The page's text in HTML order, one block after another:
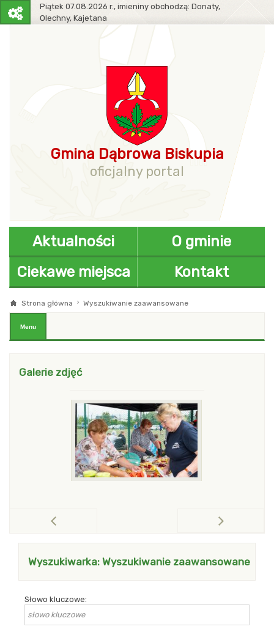
Piątek 07.08.2026 r., imieniny obchodzą: Donaty,
Olechny, Kajetana
Gmina Dąbrowa Biskupia
oficjalny portal
Aktualności
O gminie
Ciekawe miejsca
Kontakt
Strona główna Wyszukiwanie zaawansowane
blok z menu i modułami Pierwszy
Menu
Galerie zdjęć
Wyszukiwarka: Wyszukiwanie zaawansowane
Wyszukiwanie zaawansowane
Słowo kluczowe